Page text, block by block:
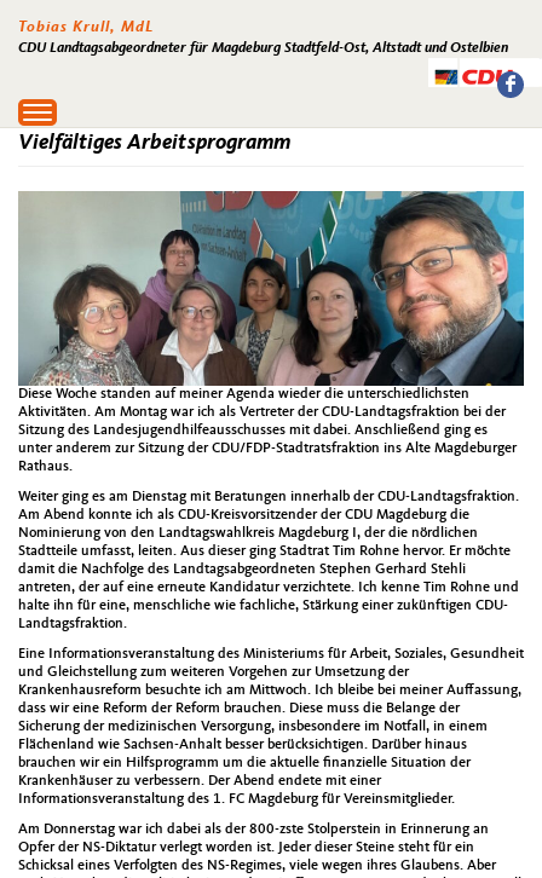
Tobias Krull, MdL
CDU Landtagsabgeordneter für Magdeburg Stadtfeld-Ost, Altstadt und Ostelbien
Toggle
navigation
Vielfältiges Arbeitsprogramm
Diese Woche standen auf meiner Agenda wieder die unterschiedlichsten
Aktivitäten. Am Montag war ich als Vertreter der CDU-Landtagsfraktion bei der
Sitzung des Landesjugendhilfeausschusses mit dabei. Anschließend ging es
unter anderem zur Sitzung der CDU/FDP-Stadtratsfraktion ins Alte Magdeburger
Rathaus.
Weiter ging es am Dienstag mit Beratungen innerhalb der CDU-Landtagsfraktion.
Am Abend konnte ich als CDU-Kreisvorsitzender der CDU Magdeburg die
Nominierung von den Landtagswahlkreis Magdeburg I, der die nördlichen
Stadtteile umfasst, leiten. Aus dieser ging Stadtrat Tim Rohne hervor. Er möchte
damit die Nachfolge des Landtagsabgeordneten Stephen Gerhard Stehli
antreten, der auf eine erneute Kandidatur verzichtete. Ich kenne Tim Rohne und
halte ihn für eine, menschliche wie fachliche, Stärkung einer zukünftigen CDU-
Landtagsfraktion.
Eine Informationsveranstaltung des Ministeriums für Arbeit, Soziales, Gesundheit
und Gleichstellung zum weiteren Vorgehen zur Umsetzung der
Krankenhausreform besuchte ich am Mittwoch. Ich bleibe bei meiner Auffassung,
dass wir eine Reform der Reform brauchen. Diese muss die Belange der
Sicherung der medizinischen Versorgung, insbesondere im Notfall, in einem
Flächenland wie Sachsen-Anhalt besser berücksichtigen. Darüber hinaus
brauchen wir ein Hilfsprogramm um die aktuelle finanzielle Situation der
Krankenhäuser zu verbessern. Der Abend endete mit einer
Informationsveranstaltung des 1. FC Magdeburg für Vereinsmitglieder.
Am Donnerstag war ich dabei als der 800-zste Stolperstein in Erinnerung an
Opfer der NS-Diktatur verlegt worden ist. Jeder dieser Steine steht für ein
Schicksal eines Verfolgten des NS-Regimes, viele wegen ihres Glaubens. Aber